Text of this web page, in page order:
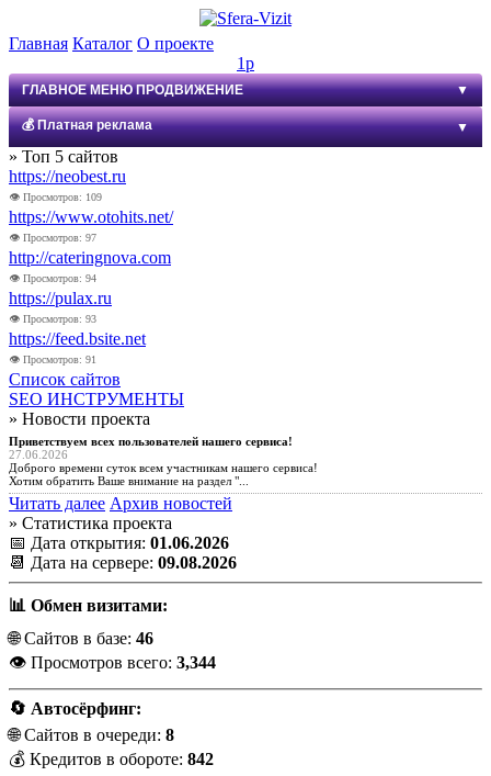
Главная Каталог О проекте
1р
ГЛАВНОЕ МЕНЮ ПРОДВИЖЕНИЕ ▼
НОВЫЙ VIP КАТАЛОГ
VIP КАТАЛОГ OLD
АВТОСЁРФИНГ
СТЕНА БАННЕРОВ 468х60
СТЕНА ССЫЛОК
SEO ИНСТРУМЕНТЫ
СТАТИСТИКА САЙТА
НОВОСТИ САЙТА
ПРОМО МАТЕРИАЛЫ
ПРАВИЛА
ПОМОЩЬ
ПОДДЕРЖКА
💰 Платная реклама ▼
Баннер в шапке 10₽
Баннер во фрейме 20₽
Баннер 200×300 10₽
Ссылка в бегущей строке 1₽
Реклама в центре, клик для обмена визитами 3₽
Баннер 200×200 5₽
Рекламная цепочка 1₽ (замещаемая)
» Топ 5 сайтов
https://neobest.ru
👁 Просмотров: 109
https://www.otohits.net/
👁 Просмотров: 97
http://cateringnova.com
👁 Просмотров: 94
https://pulax.ru
👁 Просмотров: 93
https://feed.bsite.net
👁 Просмотров: 91
Список сайтов
SEO ИНСТРУМЕНТЫ
» Новости проекта
Приветствуем всех пользователей нашего сервиса!
27.06.2026
Доброго времени суток всем участникам нашего сервиса!
Хотим обратить Ваше внимание на раздел "...
Читать далее Архив новостей
» Статистика проекта
📅 Дата открытия: 01.06.2026
📆 Дата на сервере: 09.08.2026
📊 Обмен визитами:
🌐 Сайтов в базе: 46
👁️ Просмотров всего: 3,344
🔄 Автосёрфинг:
🌐 Сайтов в очереди: 8
💰 Кредитов в обороте: 842